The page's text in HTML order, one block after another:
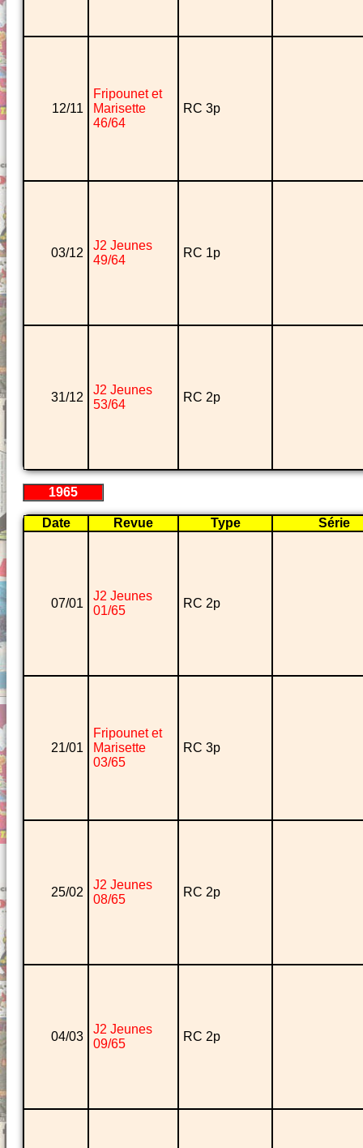
12/11
Fripounet et
Marisette
46/64
RC 3p
03/12
J2 Jeunes
49/64
RC 1p
31/12
J2 Jeunes
53/64
RC 2p
1965
Date Revue Type Série
07/01
J2 Jeunes
01/65
RC 2p
21/01
Fripounet et
Marisette
03/65
RC 3p
25/02
J2 Jeunes
08/65
RC 2p
04/03
J2 Jeunes
09/65
RC 2p